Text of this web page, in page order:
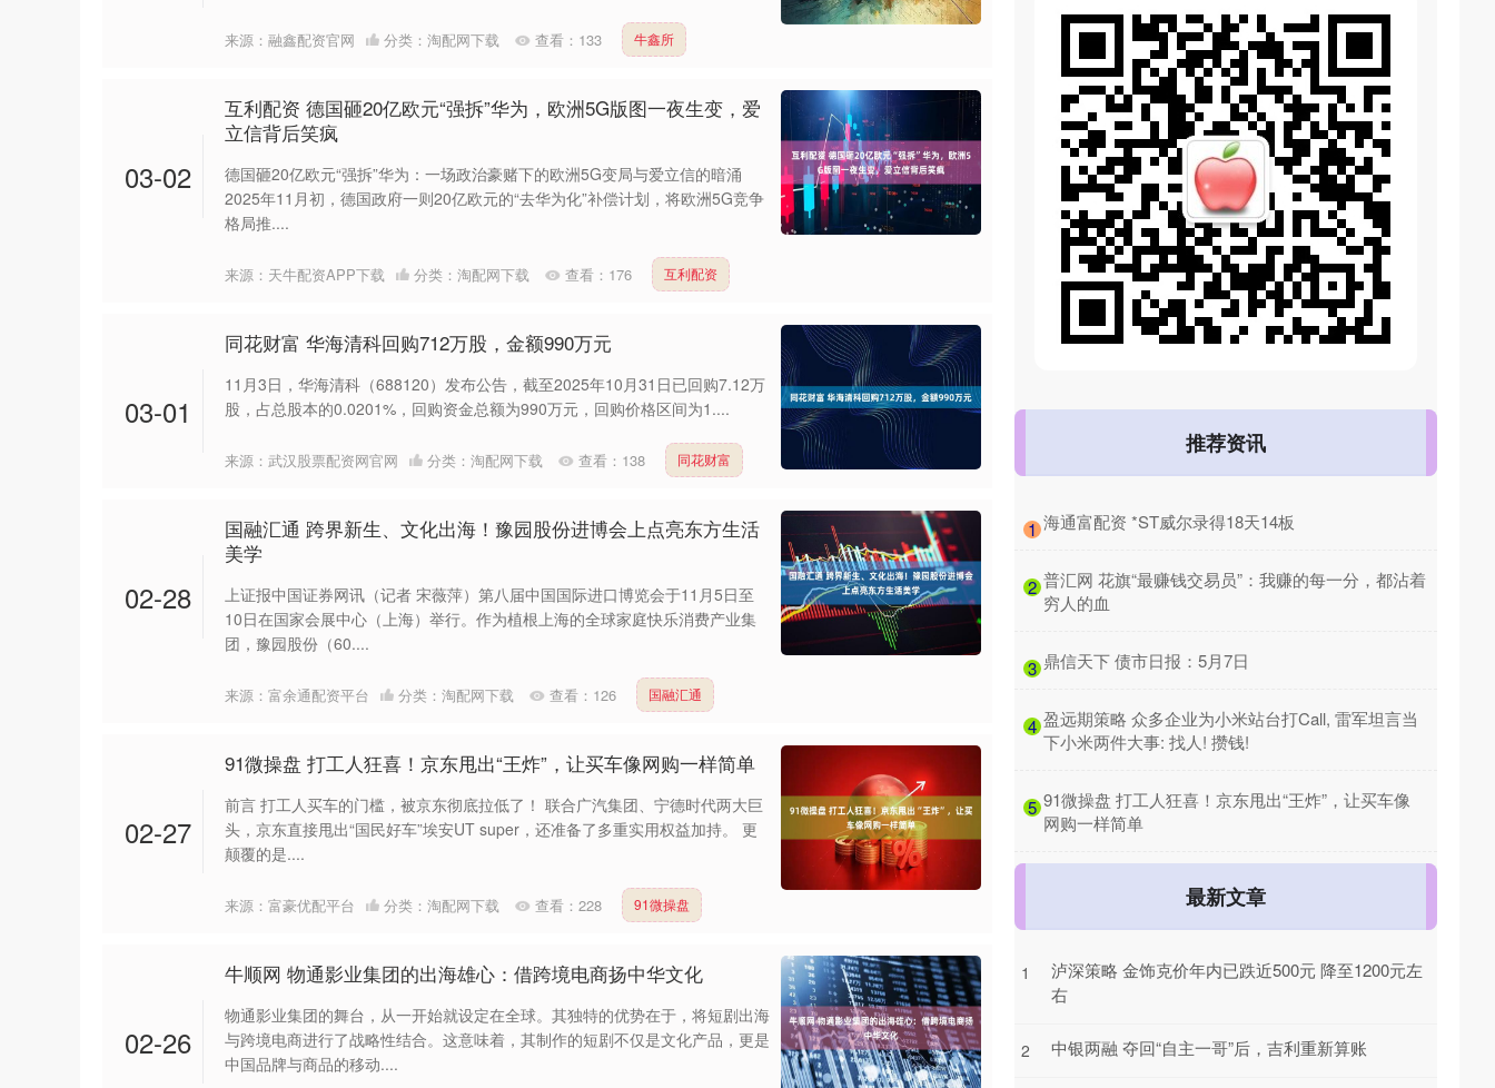
来源：融鑫配资官网 分类： 淘配网下载 查看： 133 牛鑫所
03-02
互利配资 德国砸20亿欧元“强拆”华为，欧洲5G版图一夜生变，爱
立信背后笑疯
德国砸20亿欧元“强拆”华为：一场政治豪赌下的欧洲5G变局与爱立信的暗涌
2025年11月初，德国政府一则20亿欧元的“去华为化”补偿计划，将欧洲5G竞争
格局推....
来源：天牛配资APP下载 分类： 淘配网下载 查看： 176 互利配资
03-01
同花财富 华海清科回购712万股，金额990万元
11月3日，华海清科（688120）发布公告，截至2025年10月31日已回购7.12万
股，占总股本的0.0201%，回购资金总额为990万元，回购价格区间为1....
来源：武汉股票配资网官网 分类： 淘配网下载 查看： 138 同花财富
02-28
国融汇通 跨界新生、文化出海！豫园股份进博会上点亮东方生活
美学
上证报中国证券网讯（记者 宋薇萍）第八届中国国际进口博览会于11月5日至
10日在国家会展中心（上海）举行。作为植根上海的全球家庭快乐消费产业集
团，豫园股份（60....
来源：富余通配资平台 分类： 淘配网下载 查看： 126 国融汇通
02-27
91微操盘 打工人狂喜！京东甩出“王炸”，让买车像网购一样简单
前言 打工人买车的门槛，被京东彻底拉低了！ 联合广汽集团、宁德时代两大巨
头，京东直接甩出“国民好车”埃安UT super，还准备了多重实用权益加持。 更
颠覆的是....
来源：富豪优配平台 分类： 淘配网下载 查看： 228 91微操盘
02-26
牛顺网 物通影业集团的出海雄心：借跨境电商扬中华文化
物通影业集团的舞台，从一开始就设定在全球。其独特的优势在于，将短剧出海
与跨境电商进行了战略性结合。这意味着，其制作的短剧不仅是文化产品，更是
中国品牌与商品的移动....
推荐资讯
1 ​海通富配资 *ST威尔录得18天14板
2 ​普汇网 花旗“最赚钱交易员”：我赚的每一分，都沾着
穷人的血
3 ​鼎信天下 债市日报：5月7日
4 ​盈远期策略 众多企业为小米站台打Call, 雷军坦言当
下小米两件大事: 找人! 攒钱!
5 ​91微操盘 打工人狂喜！京东甩出“王炸”，让买车像
网购一样简单
最新文章
1
泸深策略 金饰克价年内已跌近500元 降至1200元左
右
2 中银两融 夺回“自主一哥”后，吉利重新算账